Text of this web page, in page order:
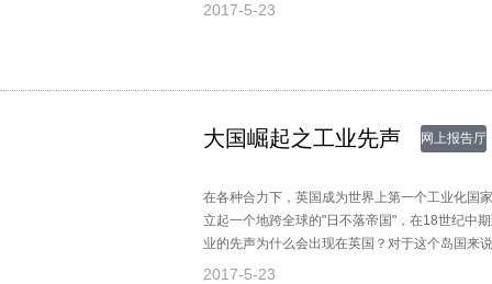
2017-5-23
大国崛起之工业先声 网上报告厅
在各种合力下，英国成为世界上第一个工业化国
立起一个地跨全球的"日不落帝国"，在18世纪中
业的先声为什么会出现在英国？对于这个岛国来
2017-5-23